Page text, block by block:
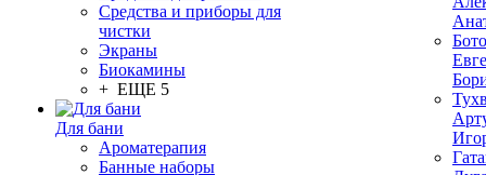
Средства и приборы для
чистки
Экраны
Биокамины
+ ЕЩЕ 5
Для бани
Ароматерапия
Банные наборы